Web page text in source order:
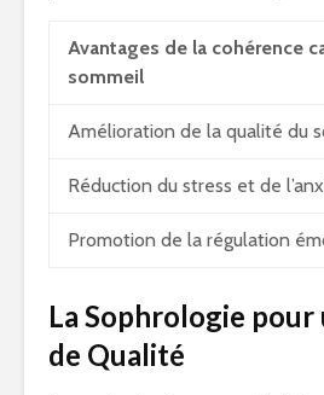
Avantages de la cohérence
sommeil
Amélioration de la qualité du
Réduction du stress et de
Promotion de la régulation
La Sophrologie pour
de Qualité